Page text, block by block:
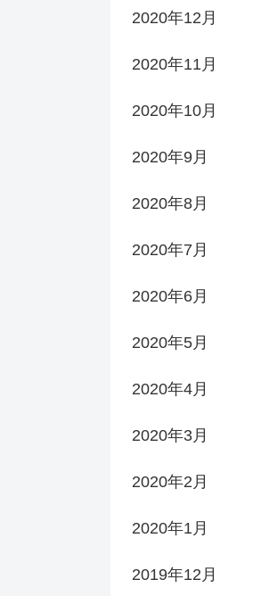
2020年12月
2020年11月
2020年10月
2020年9月
2020年8月
2020年7月
2020年6月
2020年5月
2020年4月
2020年3月
2020年2月
2020年1月
2019年12月